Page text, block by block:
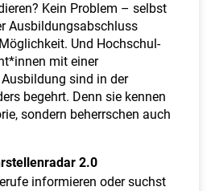
Kein Problem – selbst
Ausbildungsabschluss
Und Hochschul-
mit einer
sind in der
begehrt. Denn sie kennen
sondern beherrschen auch
2.0
informieren oder suchst